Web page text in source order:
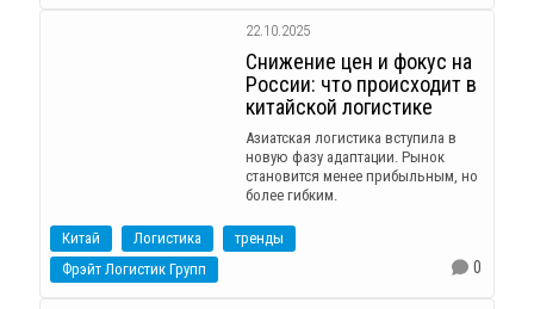
22.10.2025
Снижение цен и фокус на
России: что происходит в
китайской логистике
Азиатская логистика вступила в
новую фазу адаптации. Рынок
становится менее прибыльным, но
более гибким.
Китай Логистика
тренды
Фрэйт Логистик Групп
0